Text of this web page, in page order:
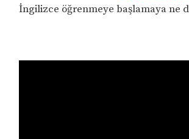
İngilizce öğrenmeye başlamaya ne